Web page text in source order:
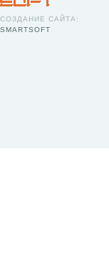
СОЗДАНИЕ САЙТА:
SMARTSOFT